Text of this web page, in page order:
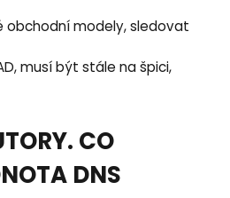
obchodní modely, sledovat
musí být stále na špici,
CO
DNS